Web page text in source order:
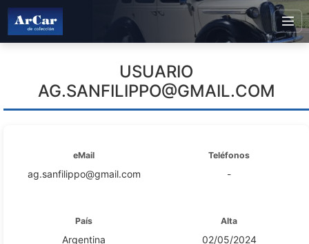
USUARIO
AG.SANFILIPPO@GMAIL.COM
eMail
ag.sanfilippo@gmail.com
Teléfonos
-
País
Argentina
Alta
02/05/2024